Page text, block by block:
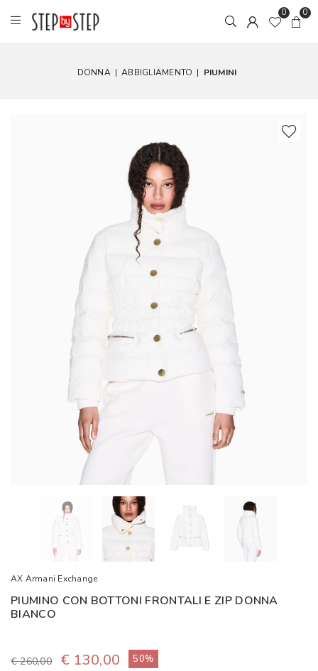
0 0
DONNA | ABBIGLIAMENTO | PIUMINI
AX Armani Exchange
PIUMINO CON BOTTONI FRONTALI E ZIP DONNA
BIANCO
€ 260,00 € 130,00 50%